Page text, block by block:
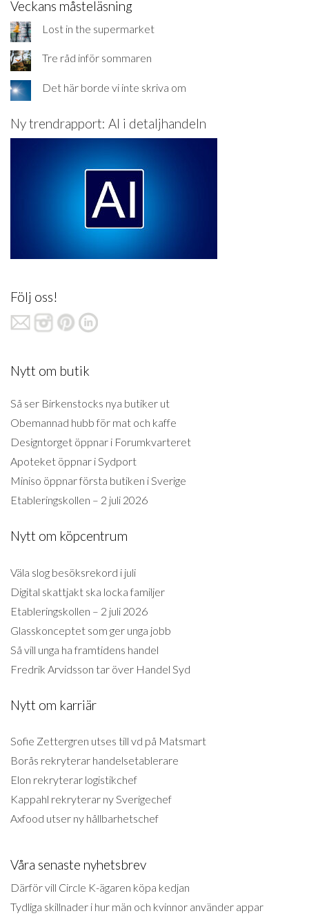
Veckans måsteläsning
Lost in the supermarket
Tre råd inför sommaren
Det här borde vi inte skriva om
Ny trendrapport: AI i detaljhandeln
Följ oss!
Nytt om butik
Så ser Birkenstocks nya butiker ut
Obemannad hubb för mat och kaffe
Designtorget öppnar i Forumkvarteret
Apoteket öppnar i Sydport
Miniso öppnar första butiken i Sverige
Etableringskollen – 2 juli 2026
Nytt om köpcentrum
Väla slog besöksrekord i juli
Digital skattjakt ska locka familjer
Etableringskollen – 2 juli 2026
Glasskonceptet som ger unga jobb
Så vill unga ha framtidens handel
Fredrik Arvidsson tar över Handel Syd
Nytt om karriär
Sofie Zettergren utses till vd på Matsmart
Borås rekryterar handelsetablerare
Elon rekryterar logistikchef
Kappahl rekryterar ny Sverigechef
Axfood utser ny hållbarhetschef
Våra senaste nyhetsbrev
Därför vill Circle K-ägaren köpa kedjan
Tydliga skillnader i hur män och kvinnor använder appar